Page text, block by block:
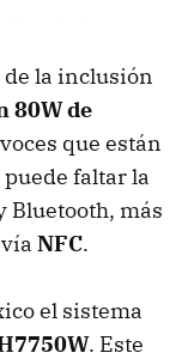
de la inclusión
80W de
que están
faltar la
más
NFC.
el sistema
. Este